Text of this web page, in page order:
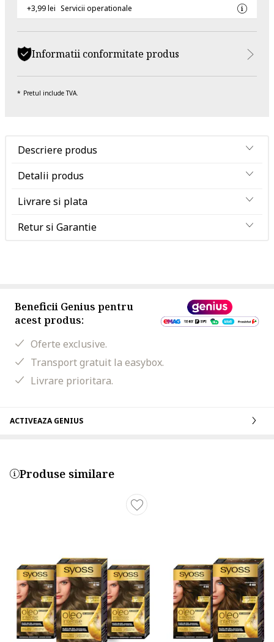
+3,99 lei Servicii operationale
Informatii conformitate produs
Pretul include TVA.
Descriere produs
Detalii produs
Livrare si plata
Retur si Garantie
Beneficii Genius pentru
acest produs:
Oferte exclusive.
Transport gratuit la easybox.
Livrare prioritara.
ACTIVEAZA GENIUS
Produse similare